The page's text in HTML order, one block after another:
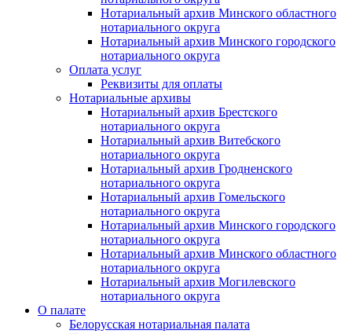
Нотариальный архив Минского областного
нотариального округа
Нотариальный архив Минского городского
нотариального округа
Оплата услуг
Реквизиты для оплаты
Нотариальные архивы
Нотариальный архив Брестского
нотариального округа
Нотариальный архив Витебского
нотариального округа
Нотариальный архив Гродненского
нотариального округа
Нотариальный архив Гомельского
нотариального округа
Нотариальный архив Минского городского
нотариального округа
Нотариальный архив Минского областного
нотариального округа
Нотариальный архив Могилевского
нотариального округа
О палате
Белорусская нотариальная палата